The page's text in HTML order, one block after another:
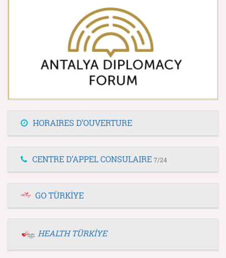
HORAIRES D’OUVERTURE
CENTRE D’APPEL CONSULAIRE 7/24
GO TÜRKİYE
HEALTH TÜRKİYE